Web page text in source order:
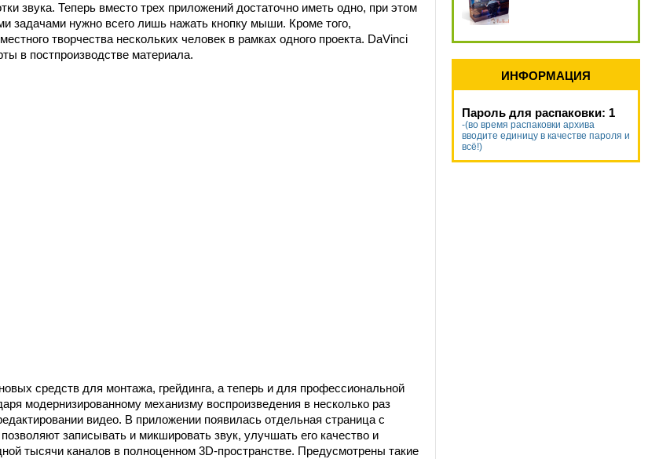
звука. Теперь вместо трех приложений достаточно иметь одно, при этом
задачами нужно всего лишь нажать кнопку мыши. Кроме того,
творчества нескольких человек в рамках одного проекта. DaVinci
в постпроизводстве материала.
средств для монтажа, грейдинга, а теперь и для профессиональной
модернизированному механизму воспроизведения в несколько раз
видео. В приложении появилась отдельная страница с
записывать и микшировать звук, улучшать его качество и
тысячи каналов в полноценном 3D-пространстве. Предусмотрены такие
ИНФОРМАЦИЯ
Пароль для распаковки: 1
-(во время распаковки архива
вводите единицу в качестве пароля и
всё!)